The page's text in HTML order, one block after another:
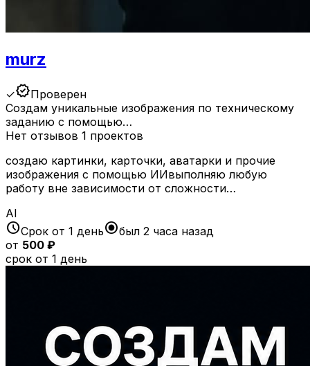
murz
✓verifiedПроверен
Создам уникальные изображения по техническому
заданию с помощью…
Нет отзывов 1 проектов
создаю картинки, карточки, аватарки и прочие
изображения с помощью ИИвыполняю любую
работу вне зависимости от сложности…
AI
scheduleСрок от 1 деньradio_button_checkedбыл 2 часа назад
от 500 ₽
срок от 1 день